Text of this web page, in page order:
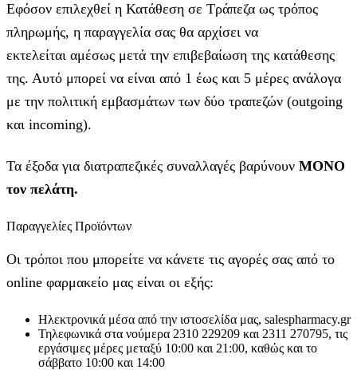
Εφόσον επιλεχθεί η Κατάθεση σε Τράπεζα ως τρόπος
πληρωμής, η παραγγελία σας θα αρχίσει να
εκτελείται αμέσως μετά την επιβεβαίωση της κατάθεσης
της. Αυτό μπορεί να είναι από 1 έως και 5 μέρες ανάλογα
με την πολιτική εμβασμάτων των δύο τραπεζών (outgoing
και incoming).
Τα έξοδα για διατραπεζικές συναλλαγές βαρύνουν MONO
τον πελάτη.
Παραγγελίες Προϊόντων
Οι τρόποι που μπορείτε να κάνετε τις αγορές σας από το
online φαρμακείο μας είναι οι εξής:
Ηλεκτρονικά μέσα από την ιστοσελίδα μας, salespharmacy.gr
Τηλεφωνικά στα νούμερα 2310 229209 και 2311 270795, τις
εργάσιμες μέρες μεταξύ 10:00 και 21:00, καθώς και το
σάββατο 10:00 και 14:00